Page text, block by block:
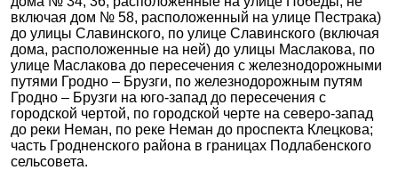
включая дом № 58, расположенный на улице Пестрака)
до улицы Славинского, по улице Славинского (включая
дома, расположенные на ней) до улицы Маслакова, по
улице Маслакова до пересечения с железнодорожными
путями Гродно – Брузги, по железнодорожным путям
Гродно – Брузги на юго-запад до пересечения с
городской чертой, по городской черте на северо-запад
до реки Неман, по реке Неман до проспекта Клецкова;
часть Гродненского района в границах Подлабенского
сельсовета.